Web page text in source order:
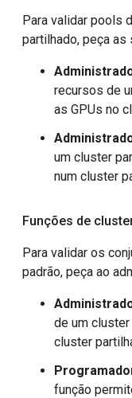
Para validar pools
partilhado, peça
recursos de
as GPUs no
um cluster
num cluster
Funções de
Para validar os
padrão, peça ao
de um
cluster
função